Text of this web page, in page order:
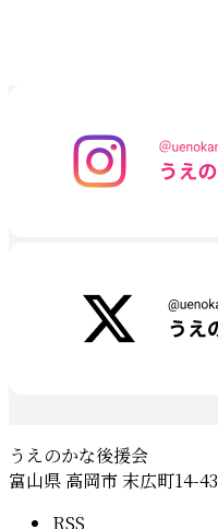
うえのかな後援会
富山県 高岡市 末広町14-43
RSS